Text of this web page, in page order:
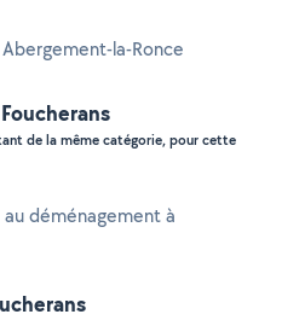
la-Ronce
de la même catégorie, pour cette
déménagement à